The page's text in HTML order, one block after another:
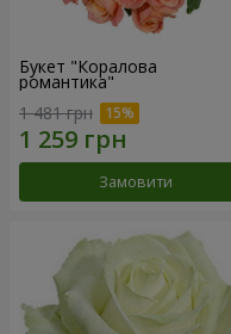
Букет "Коралова
романтика"
1 481 грн
Замовити